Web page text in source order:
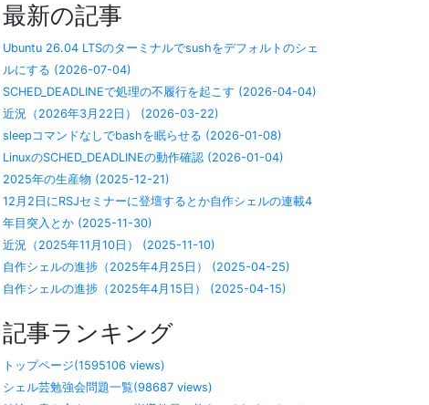
最新の記事
Ubuntu 26.04 LTSのターミナルでsushをデフォルトのシェ
ルにする (2026-07-04)
SCHED_DEADLINEで処理の不履行を起こす (2026-04-04)
近況（2026年3月22日） (2026-03-22)
sleepコマンドなしでbashを眠らせる (2026-01-08)
LinuxのSCHED_DEADLINEの動作確認 (2026-01-04)
2025年の生産物 (2025-12-21)
12月2日にRSJセミナーに登壇するとか自作シェルの連載4
年目突入とか (2025-11-30)
近況（2025年11月10日） (2025-11-10)
自作シェルの進捗（2025年4月25日） (2025-04-25)
自作シェルの進捗（2025年4月15日） (2025-04-15)
記事ランキング
トップページ(1595106 views)
シェル芸勉強会問題一覧(98687 views)